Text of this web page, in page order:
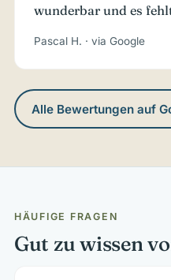
wunderbar und es
Pascal H. · via Google
Alle Bewertungen auf
HÄUFIGE FRAGEN
Gut zu wissen